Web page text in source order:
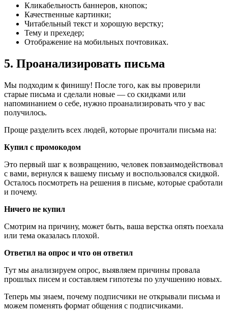
Кликабельность баннеров, кнопок;
Качественные картинки;
Читабельный текст и хорошую верстку;
Тему и прехедер;
Отображение на мобильных почтовиках.
5. Проанализировать письма
Мы подходим к финишу! После того, как вы проверили
старые письма и сделали новые — со скидками или
напоминанием о себе, нужно проанализировать что у вас
получилось.
Проще разделить всех людей, которые прочитали письма на:
Купил с промокодом
Это первый шаг к возвращению, человек повзаимодействовал
с вами, вернулся к вашему письму и воспользовался скидкой.
Осталось посмотреть на решения в письме, которые сработали
и почему.
Ничего не купил
Смотрим на причину, может быть, ваша верстка опять поехала
или тема оказалась плохой.
Ответил на опрос и что он ответил
Тут мы анализируем опрос, выявляем причины провала
прошлых писем и составляем гипотезы по улучшению новых.
Теперь мы знаем, почему подписчики не открывали письма и
можем поменять формат общения с подписчиками.